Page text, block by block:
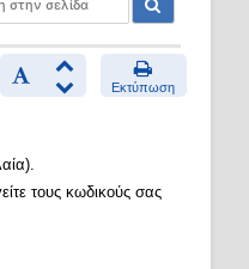
Εκτύπωση
τους κωδικούς σας